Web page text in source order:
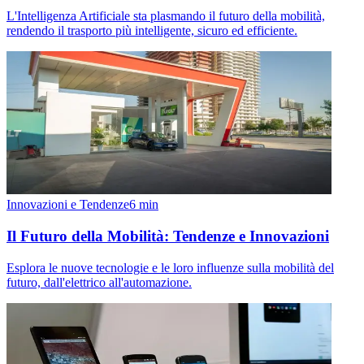
L'Intelligenza Artificiale sta plasmando il futuro della mobilità,
rendendo il trasporto più intelligente, sicuro ed efficiente.
Innovazioni e Tendenze6 min
Il Futuro della Mobilità: Tendenze e Innovazioni
Esplora le nuove tecnologie e le loro influenze sulla mobilità del
futuro, dall'elettrico all'automazione.